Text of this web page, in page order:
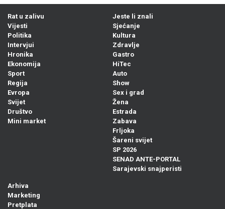
Rat u zalivu
Vijesti
Politika
Intervjui
Hronika
Ekonomija
Sport
Regija
Evropa
Svijet
Društvo
Mini market
Jeste li znali
Sjećanje
Kultura
Zdravlje
Gastro
HiTec
Auto
Show
Sex i grad
Žena
Estrada
Zabava
Frljoka
Šareni svijet
SP 2026
SENAD ANTE-PORTAL
Sarajevski snajperisti
Arhiva
Marketing
Pretplata